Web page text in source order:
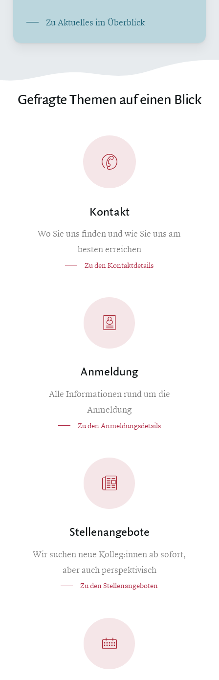
Zu Aktuelles im Überblick
Gefragte Themen auf einen Blick
Kontakt
Wo Sie uns finden und wie Sie uns am
besten erreichen
Zu den Kontaktdetails
Anmeldung
Alle Informationen rund um die
Anmeldung
Zu den Anmeldungsdetails
Stellenangebote
Wir suchen neueKolleg:innen ab sofort,
aber auch perspektivisch
Zu den Stellenangeboten